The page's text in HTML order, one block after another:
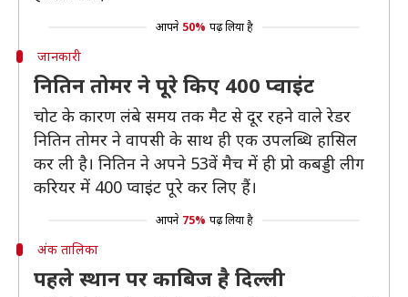
आपने 50% पढ़ लिया है
जानकारी
नितिन तोमर ने पूरे किए 400 प्वाइंट
चोट के कारण लंबे समय तक मैट से दूर रहने वाले रेडर
नितिन तोमर ने वापसी के साथ ही एक उपलब्धि हासिल
कर ली है। नितिन ने अपने 53वें मैच में ही प्रो कबड्डी लीग
करियर में 400 प्वाइंट पूरे कर लिए हैं।
आपने 75% पढ़ लिया है
अंक तालिका
पहले स्थान पर काबिज है दिल्ली